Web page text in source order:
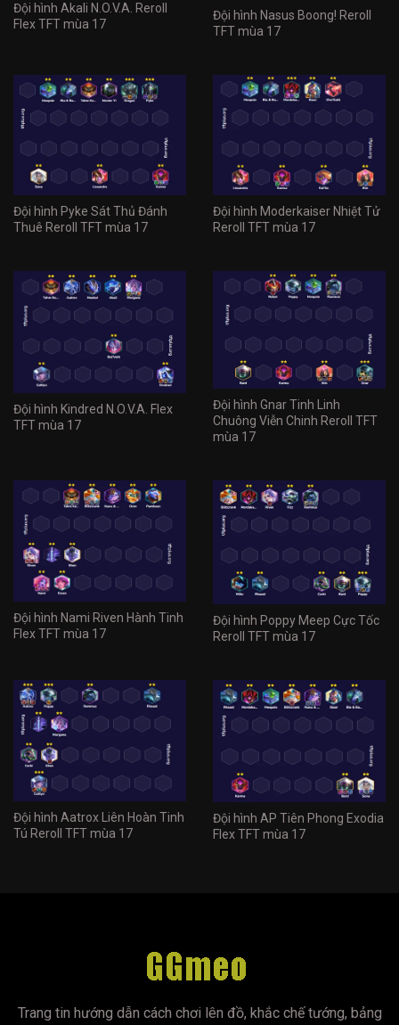
Đội hình Akali N.O.V.A. Reroll
Flex TFT mùa 17
Đội hình Nasus Boong! Reroll
TFT mùa 17
Đội hình Pyke Sát Thủ Đánh
Thuê Reroll TFT mùa 17
Đội hình Moderkaiser Nhiệt Tử
Reroll TFT mùa 17
Đội hình Kindred N.O.V.A. Flex
TFT mùa 17
Đội hình Gnar Tinh Linh
Chuông Viễn Chinh Reroll TFT
mùa 17
Đội hình Nami Riven Hành Tinh
Flex TFT mùa 17
Đội hình Poppy Meep Cực Tốc
Reroll TFT mùa 17
Đội hình Aatrox Liên Hoàn Tinh
Tú Reroll TFT mùa 17
Đội hình AP Tiên Phong Exodia
Flex TFT mùa 17
Trang tin hướng dẫn cách chơi lên đồ, khắc chế tướng, bảng